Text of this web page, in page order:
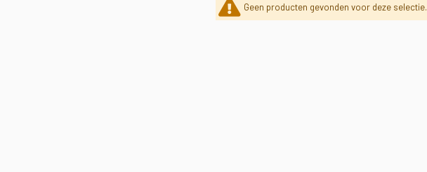
Geen producten gevonden voor deze selectie.